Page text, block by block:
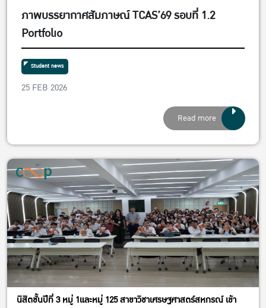
ภาพบรรยากาศสัมภาษณ์ TCAS’69 รอบที่ 1.2
Portfolio
Student news
25 FEB 2026
Read more
นิสิตชั้นปีที่ 3 หมู่ 1และหมู่ 125 สาขาวิชาเศรษฐศาสตร์สหกรณ์ เข้า